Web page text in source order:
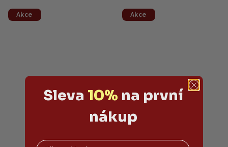
Akce Akce
Sleva 10% na první
nákup